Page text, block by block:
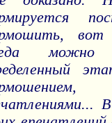
вот
можно